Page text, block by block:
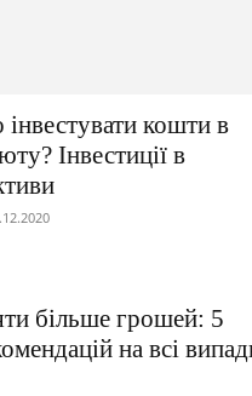
інвестувати кошти в
Інвестиції в
більше грошей: 5
на всі